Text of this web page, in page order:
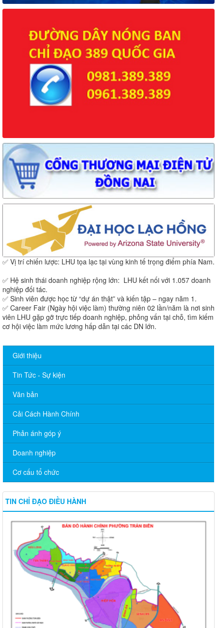
✅ Vị trí chiến lược: LHU tọa lạc tại vùng kinh tế trọng điểm phía Nam.
✅ Hệ sinh thái doanh nghiệp rộng lớn: LHU kết nối với 1.057 doanh
nghiệp đối tác.
✅ Sinh viên được học từ “dự án thật” và kiến tập – ngay năm 1.
✅ Career Fair (Ngày hội việc làm) thường niên 02 lần/năm là nơi sinh
viên LHU gặp gỡ trực tiếp doanh nghiệp, phỏng vấn tại chỗ, tìm kiếm
cơ hội việc làm mức lương hấp dẫn tại các DN lớn.
Giới thiệu
Tin Tức - Sự kiện
Văn bản
Cải Cách Hành Chính
Phản ánh góp ý
Doanh nghiệp
Cơ cấu tổ chức
TIN CHỈ ĐẠO ĐIỀU HÀNH